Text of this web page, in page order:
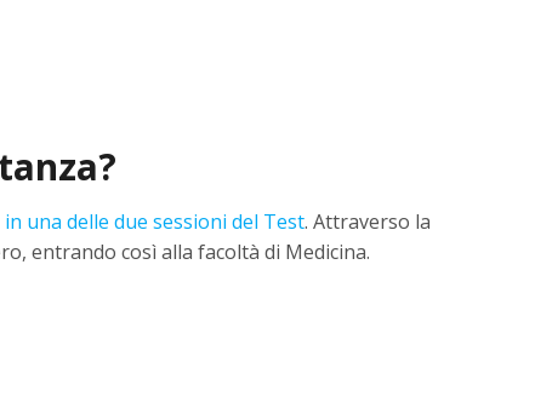
una delle due sessioni del Test. Attraverso la
entrando così alla facoltà di Medicina.